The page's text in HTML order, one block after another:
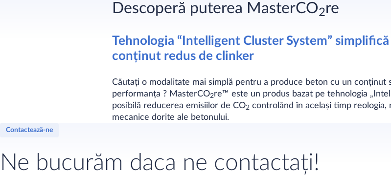
Descoperă puterea MasterCO2re
Tehnologia “Intelligent Cluster System”
conținut redus de clinker
Căutați o modalitate mai simplă pentru a produce beton cu un conținut
performanța ? MasterCO2re™ este un produs bazat pe tehnologia
posibilă reducerea emisiilor de CO2 controlând în același timp
mecanice dorite ale betonului.
Contactează-ne
Ne bucurăm daca ne contactați!